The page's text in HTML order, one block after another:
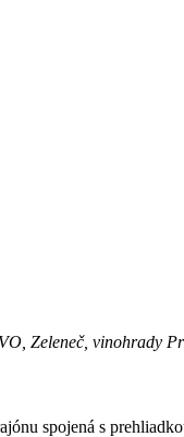
, Zeleneč, vinohrady
spojená s